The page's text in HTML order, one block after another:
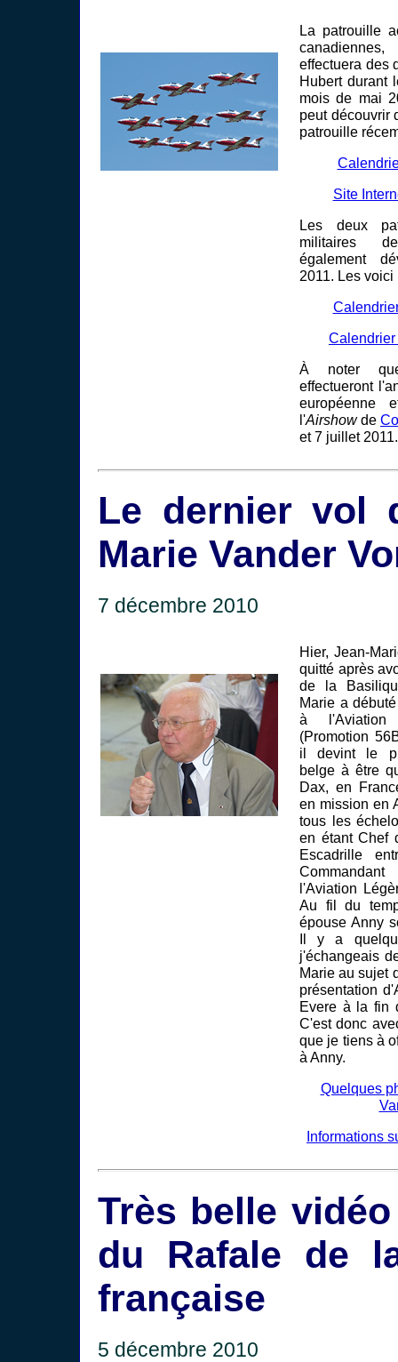
La patrouille
effectuera des
Hubert durant
mois de mai
peut découvrir
patrouille
Site
Les deux
militaires
également
2011. Les voici
À noter
effectueront
européenne
l'Airshowde
et 7 juillet 2011.
Le dernier vol
Marie Vander
7 décembre 2010
Hier, Jean-
quitté après
de la
Marie a
à
(Promotion
il devint le
belge à être
Dax, en
en mission en
tous les
en étant Chef
Escadrille
l'Aviation
Au fil du
épouse Anny
Il y a
j'échangeais
Marie au sujet
présentation
Evere à la fin
C'est donc
que je tiens à
à Anny.
Quelques
Informations
Très belle
du Rafale de
française
5 décembre 2010